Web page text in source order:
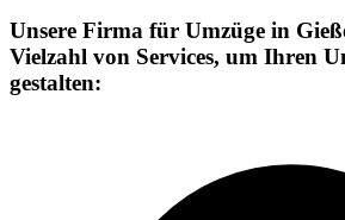
Unsere Firma für Umzüge in
Vielzahl von Services, um Ihren
gestalten: